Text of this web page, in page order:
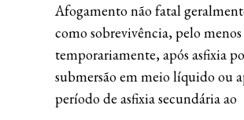
Afogamento não fatal
como sobrevivência, pelo menos
temporariamente, após asfixia
submersão em meio líquido ou
período de asfixia secundária ao